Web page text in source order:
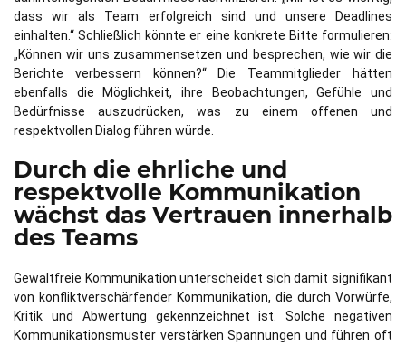
dass wir als Team erfolgreich sind und unsere Deadlines
einhalten.“ Schließlich könnte er eine konkrete Bitte formulieren:
„Können wir uns zusammensetzen und besprechen, wie wir die
Berichte verbessern können?“ Die Teammitglieder hätten
ebenfalls die Möglichkeit, ihre Beobachtungen, Gefühle und
Bedürfnisse auszudrücken, was zu einem offenen und
respektvollen Dialog führen würde.
Durch die ehrliche und
respektvolle Kommunikation
wächst das Vertrauen innerhalb
des Teams
Gewaltfreie Kommunikation unterscheidet sich damit signifikant
von konfliktverschärfender Kommunikation, die durch Vorwürfe,
Kritik und Abwertung gekennzeichnet ist. Solche negativen
Kommunikationsmuster verstärken Spannungen und führen oft